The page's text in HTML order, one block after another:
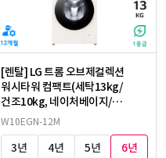
[렌탈] LG 트롬 오브제컬렉션
워시타워 컴팩트(세탁13kg/
건조10kg, 네이처베이지/
네이처그린)
W10EGN-12M
3년 4년 5년 6년